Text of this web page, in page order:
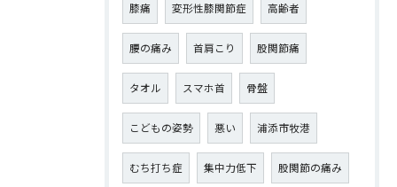
膝痛 変形性膝関節症 高齢者
腰の痛み 首肩こり 股関節痛
タオル スマホ首 骨盤
こどもの姿勢 悪い 浦添市牧港
むち打ち症 集中力低下 股関節の痛み